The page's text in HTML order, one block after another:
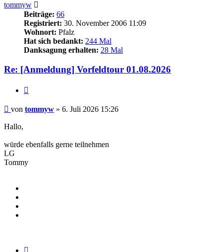
tommyw
Beiträge: 66
Registriert: 30. November 2006 11:09
Wohnort: Pfalz
Hat sich bedankt: 244 Mal
Danksagung erhalten: 28 Mal
Re: [Anmeldung] Vorfeldtour 01.08.2026
Beitrag
von tommyw » 6. Juli 2026 15:26
Hallo,
würde ebenfalls gerne teilnehmen
LG
Tommy